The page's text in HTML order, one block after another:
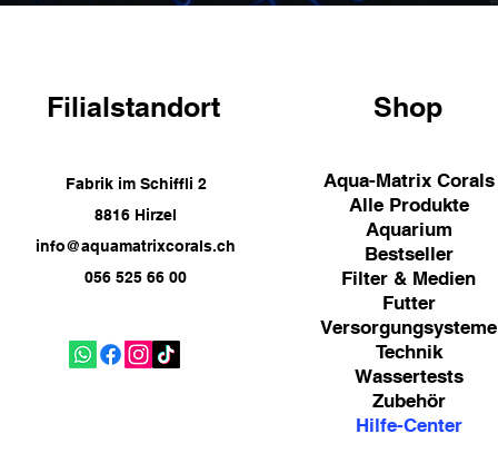
Filialstandort
Fabrik im Schiffli 2
8816 Hirzel
info@aquamatrixcorals.ch
056 525 66 00
Shop
Aqua-Matrix Corals
Alle Produkte
Aquarium
Bestseller
Filter & Medien
Futter
Versorgungsysteme
Technik
Wassertests
Zubehör
Hilfe-Center